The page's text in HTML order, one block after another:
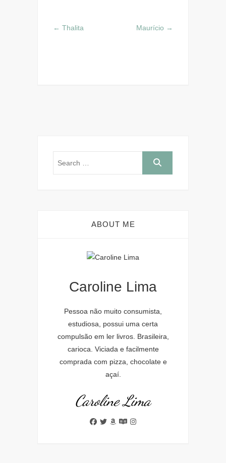
← Thalita Maurício →
ABOUT ME
Caroline Lima
Pessoa não muito consumista,
estudiosa, possui uma certa
compulsão em ler livros. Brasileira,
carioca. Viciada e facilmente
comprada com pizza, chocolate e
açaí.
Caroline Lima